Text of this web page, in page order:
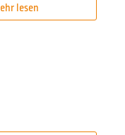
lesen